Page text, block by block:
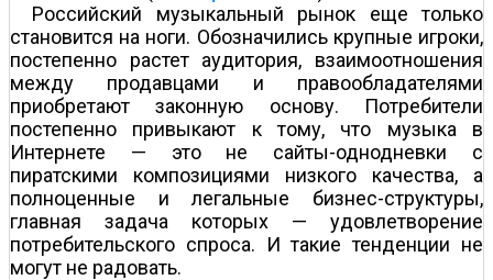
Российский музыкальный рынок еще только
становится на ноги. Обозначились крупные игроки,
постепенно растет аудитория, взаимоотношения
между продавцами и правообладателями
приобретают законную основу. Потребители
постепенно привыкают к тому, что музыка в
Интернете — это не сайты-однодневки с
пиратскими композициями низкого качества, а
полноценные и легальные бизнес-структуры,
главная задача которых — удовлетворение
потребительского спроса. И такие тенденции не
могут не радовать.